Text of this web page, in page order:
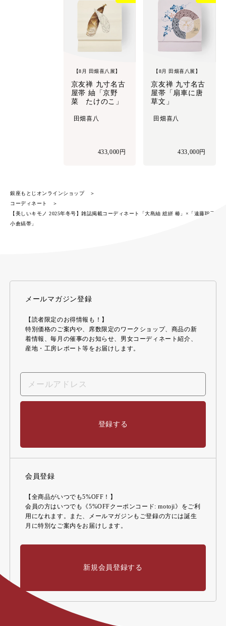
【8月 田畑喜八展】
京友禅 九寸名古
屋帯 紬「京野
菜 たけのこ」
田畑喜八
433,000円
【8月 田畑喜八展】
京友禅 九寸名古
屋帯「扇車に唐
草文」
田畑喜八
433,000円
銀座もとじオンラインショップ
コーディネート
【美しいキモノ 2025年冬号】雑誌掲載コーディネート「大島紬 総絣 椿」×「遠藤聡子
小倉縞帯」
メールマガジン登録
【読者限定のお得情報も！】
特別価格のご案内や、席数限定のワークショップ、商品の新
着情報、毎月の催事のお知らせ、男女コーディネート紹介、
産地・工房レポート等をお届けします。
登録する
会員登録
【全商品がいつでも5%OFF！】
会員の方はいつでも《5%OFFクーポンコード: motoji》をご利
用になれます。また、メールマガジンもご登録の方には誕生
月に特別なご案内をお届けします。
新規会員登録する